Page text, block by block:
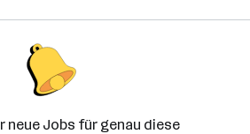
neue Jobs für genau diese